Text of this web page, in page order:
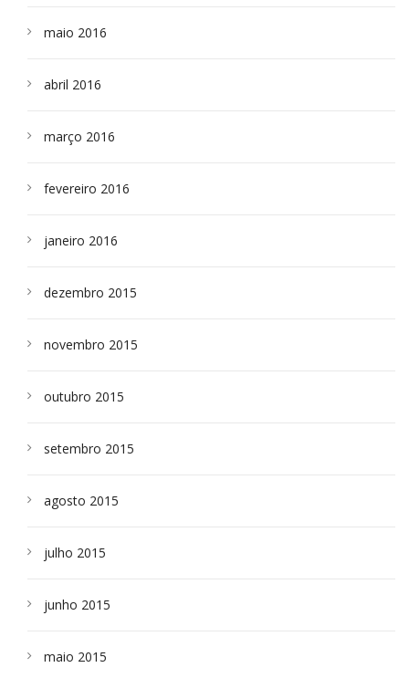
maio 2016
abril 2016
março 2016
fevereiro 2016
janeiro 2016
dezembro 2015
novembro 2015
outubro 2015
setembro 2015
agosto 2015
julho 2015
junho 2015
maio 2015